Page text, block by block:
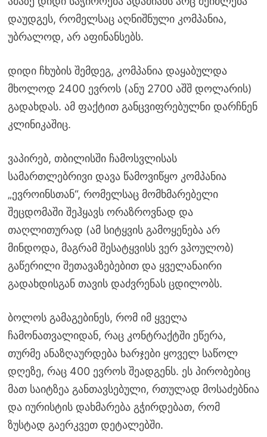
დაუდგეს, რომელსაც აღნიშნული კომპანია,
უბრალოდ, არ აფინანსებს.
დიდი ჩხუბის შემდეგ, კომპანია დაყაბულდა
მხოლოდ 2400 ევროს (ანუ 2700 აშშ დოლარის)
გადახდას. ამ ფაქტით განცვიფრებულნი დარჩნენ
კლინიკაშიც.
ვაპირებ, თბილისში ჩამოსვლისას
სამართლებრივი დავა წამოვიწყო კომპანია
„ევროინსთან“, რომელსაც მომხმარებელი
შეცდომაში შეჰყავს ორაზროვნად და
თაღლითურად (ამ სიტყვის გამოყენება არ
მინდოდა, მაგრამ შესატყვისს ვერ ვპოულობ)
გაწერილი შეთავაზებებით და ყველანაირი
გადახდისგან თავის დაძვრენას ცდილობს.
ბოლოს გამაგებინეს, რომ იმ ყველა
ჩამონათვალიდან, რაც კონტრაქტში ეწერა,
თურმე ანაზღაურდება ხარჯები ყოველ საწოლ
დღეზე, რაც 400 ევროს შეადგენს. ეს პირობებიც
მათ საიტზეა განთავსებული, რთულად მოსაძებნია
და იურისტის დახმარება გჭირდებათ, რომ
ზუსტად გაერკვეთ დეტალებში.